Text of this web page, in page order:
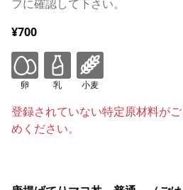
フに確認して下さい。
¥700
卵 乳 小麦
登録されていない特定原材料が
めください。